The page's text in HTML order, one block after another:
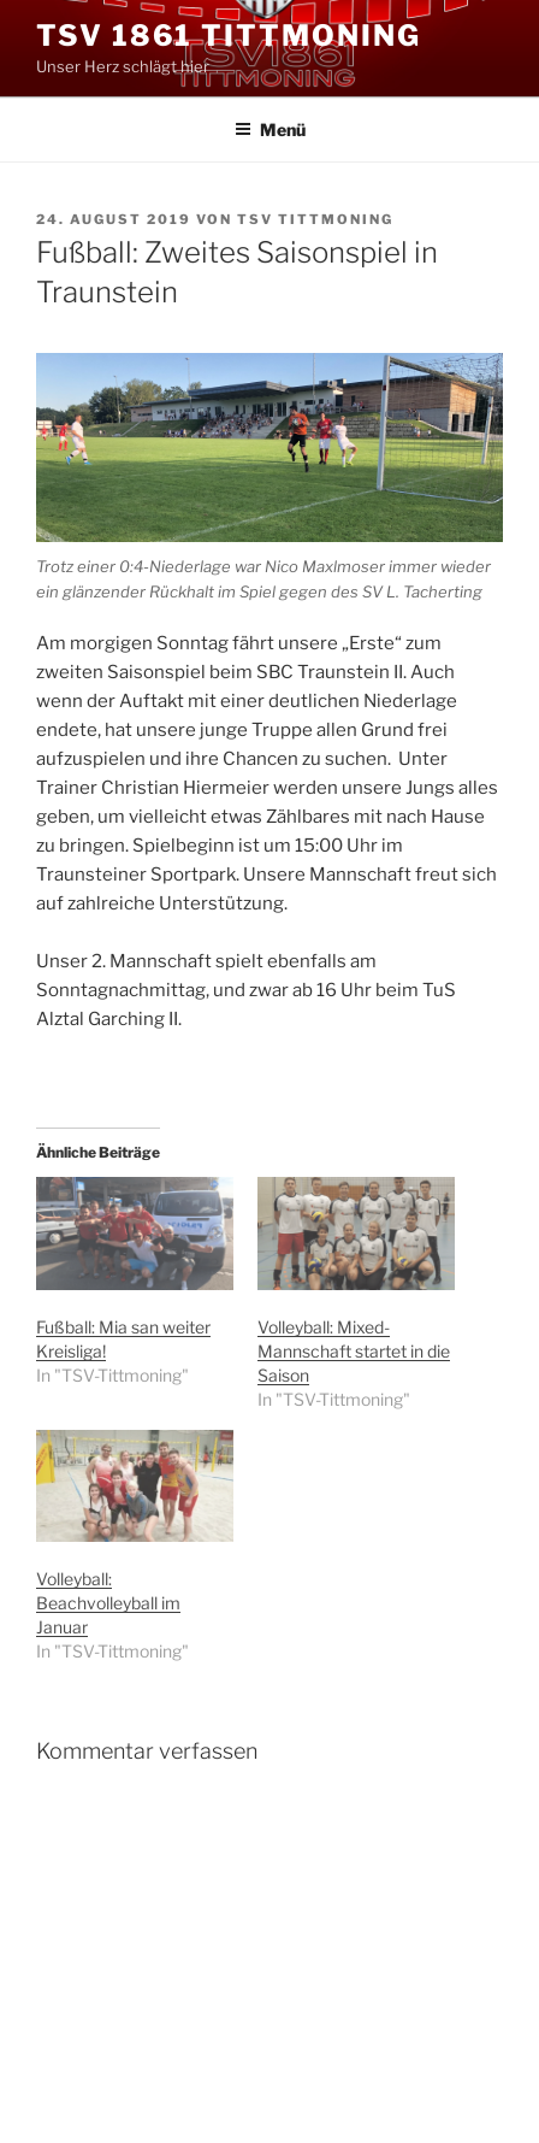
Inhalt
springen
TSV 1861 TITTMONING
Unser Herz schlägt hier
Menü
VERÖFFENTLICHT
AM
24. AUGUST 2019 VON TSV TITTMONING
Fußball: Zweites Saisonspiel in
Traunstein
Trotz einer 0:4-Niederlage war Nico Maxlmoser immer wieder
ein glänzender Rückhalt im Spiel gegen des SV L. Tacherting
Am morgigen Sonntag fährt unsere „Erste“ zum
zweiten Saisonspiel beim SBC Traunstein II. Auch
wenn der Auftakt mit einer deutlichen Niederlage
endete, hat unsere junge Truppe allen Grund frei
aufzuspielen und ihre Chancen zu suchen. Unter
Trainer Christian Hiermeier werden unsere Jungs alles
geben, um vielleicht etwas Zählbares mit nach Hause
zu bringen. Spielbeginn ist um 15:00 Uhr im
Traunsteiner Sportpark. Unsere Mannschaft freut sich
auf zahlreiche Unterstützung.
Unser 2. Mannschaft spielt ebenfalls am
Sonntagnachmittag, und zwar ab 16 Uhr beim TuS
Alztal Garching II.
Ähnliche Beiträge
Fußball: Mia san weiter
Kreisliga!
In "TSV-Tittmoning"
Volleyball: Mixed-
Mannschaft startet in die
Saison
In "TSV-Tittmoning"
Volleyball:
Beachvolleyball im
Januar
In "TSV-Tittmoning"
Kommentar verfassen